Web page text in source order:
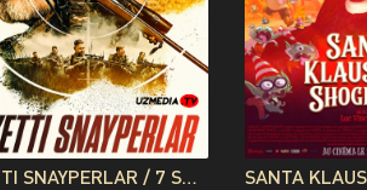
YETTI SNAYPERLAR / 7 SNAYPER PREMYERA AVSTRALIYA FILMI UZBEK TILIDA O'ZBEKCHA 2026 TARJIMA KINO FULL HD TAS-IX SKACHAT